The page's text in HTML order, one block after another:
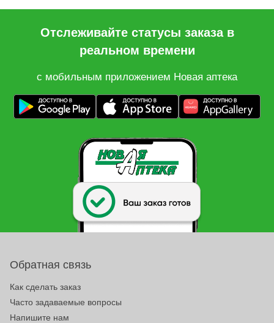
Отслеживайте статусы заказа в
реальном времени
с мобильным приложением Новая аптека
Обратная связь
Как сделать заказ
Часто задаваемые вопросы
Напишите нам